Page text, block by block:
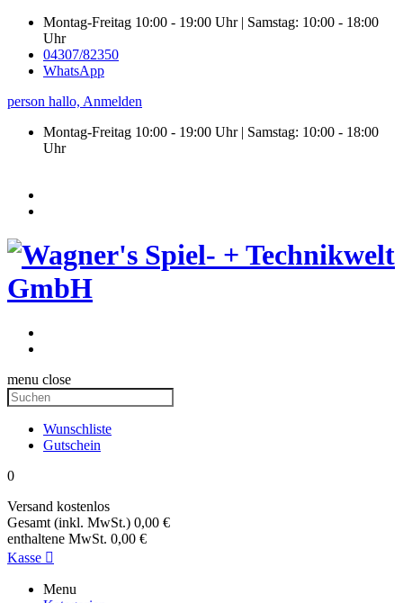
Montag-Freitag 10:00 - 19:00 Uhr | Samstag: 10:00 - 18:00
Uhr
04307/82350
WhatsApp
person hallo, Anmelden
Montag-Freitag 10:00 - 19:00 Uhr | Samstag: 10:00 - 18:00
Uhr
menu close
Wunschliste
Gutschein
0
Versand kostenlos
Gesamt (inkl. MwSt.) 0,00 €
enthaltene MwSt. 0,00 €
Kasse 
Menu